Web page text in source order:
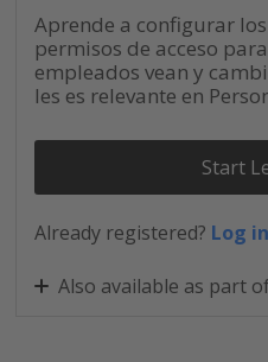
Aprende a configurar
permisos de acceso
empleados vean y
les es relevante en
Start
Already registered? Log in
Also available as part